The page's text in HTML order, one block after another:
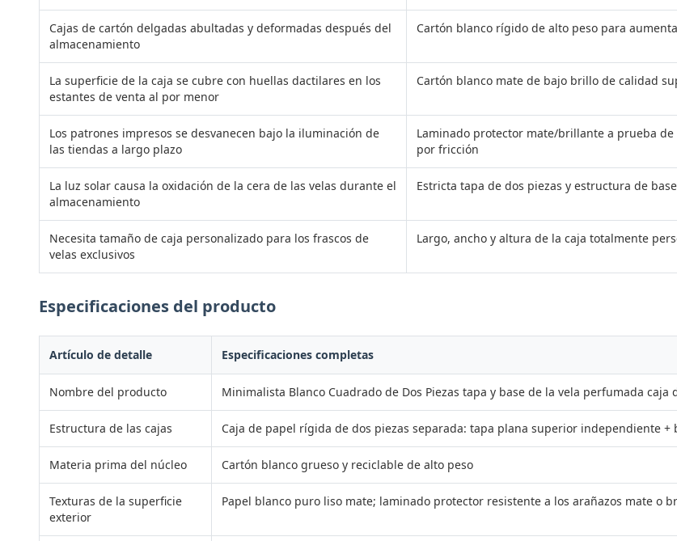
Cajas de cartón delgadas abultadas y deformadas después del
almacenamiento
Cartón blanco rígido de alto peso para
La superficie de la caja se cubre con huellas dactilares en los
estantes de venta al por menor
Cartón blanco mate de bajo brillo de calidad
Los patrones impresos se desvanecen bajo la iluminación de
las tiendas a largo plazo
Laminado protector mate/brillante a prueba
por fricción
La luz solar causa la oxidación de la cera de las velas durante el
almacenamiento
Estricta tapa de dos piezas y estructura de
Necesita tamaño de caja personalizado para los frascos de
velas exclusivos
Largo, ancho y altura de la caja totalmente
Especificaciones del producto
Artículo de detalle Especificaciones completas
Nombre del producto Minimalista Blanco Cuadrado de Dos Piezas tapa y base de la vela perfumada caja
Estructura de las cajas Caja de papel rígida de dos piezas separada: tapa plana superior independiente +
Materia prima del núcleo Cartón blanco grueso y reciclable de alto peso
Texturas de la superficie
exterior
Papel blanco puro liso mate; laminado protector resistente a los arañazos mate o